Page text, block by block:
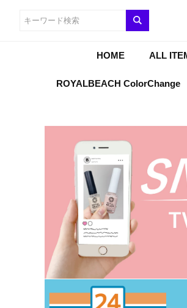
HOME ALL
ROYALBEACH ColorChange